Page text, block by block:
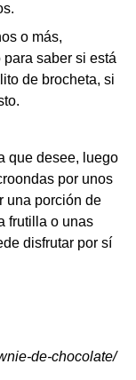
o más,
saber si está
de brocheta, si
que desee, luego
por unos
una porción de
frutilla o unas
disfrutar por sí
de-chocolate/